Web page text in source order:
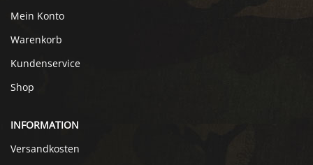
Mein Konto
Warenkorb
Kundenservice
Shop
INFORMATION
Versandkosten